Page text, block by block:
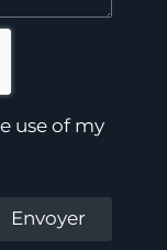
use of my
Envoyer